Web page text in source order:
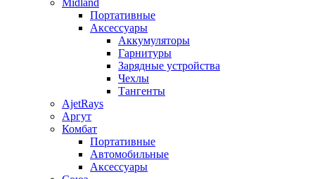
Портативные
Аксессуары
Аккумуляторы
Гарнитуры
Зарядные устройства
Чехлы
Тангенты
AjetRays
Аргут
Комбат
Портативные
Автомобильные
Аксессуары